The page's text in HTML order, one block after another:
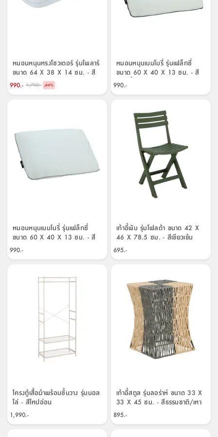
ถัง
น้ำ
หมอนหนุนทรงโชวเดอร์ รุ่นโพลาร์
ขนาด 64 X 38 X 14 ซม. - สี
ฟ้าอ่อน
990.- 1,790.- -44%
หมอนหนุนเมมโมรี่ รุ่นเฟล็กซี่
ขนาด 60 X 40 X 13 ซม. - สี
ขาว/น้ำเงิน
990.-
หมอนหนุนเมมโมรี่ รุ่นเฟล็กซี่
ขนาด 60 X 40 X 13 ซม. - สี
ขาว/เทา
990.-
เก้าอี้พับ รุ่นโฟลด้า ขนาด 42 X
46 X 78.5 ซม. - สีเขียวเข้ม
695.-
โครงตู้เสื้อผ้าพร้อมชั้นวาง รุ่นมอล
โล่ - สีโทปอ่อน
1,990.-
เก้าอี้สตูล รุ่นลอร่าห์ ขนาด 33 X
33 X 45 ซม. - สีธรรมชาติ/เทา
895.-